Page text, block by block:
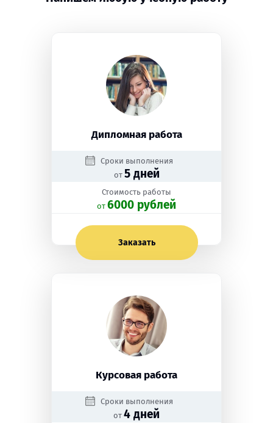
Дипломная работа
Сроки выполнения
от 5 дней
Стоимость работы
oт 6000 рублей
Заказать
Курсовая работа
Сроки выполнения
от 4 дней